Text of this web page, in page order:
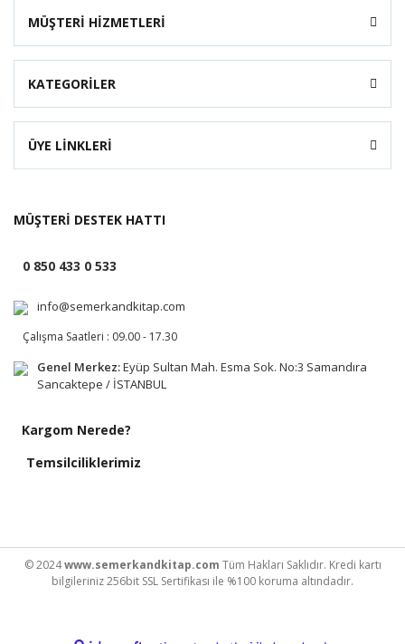
MÜŞTERİ HİZMETLERİ
KATEGORİLER
ÜYE LİNKLERİ
MÜŞTERİ DESTEK HATTI
0 850 433 0 533
info@semerkandkitap.com
Çalışma Saatleri : 09.00 - 17.30
Genel Merkez:Eyüp Sultan Mah. Esma Sok. No:3 Samandıra
Sancaktepe / İSTANBUL
Kargom Nerede?
Temsilciliklerimiz
© 2024www.semerkandkitap.com Tüm Hakları Saklıdır. Kredi kartı
bilgileriniz 256bit SSL Sertifikası ile %100 koruma altındadır.